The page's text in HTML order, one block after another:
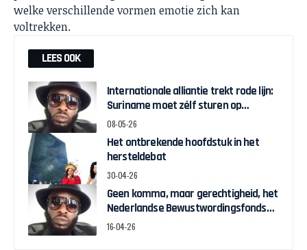
welke verschillende vormen emotie zich kan
voltrekken.
LEES OOK
Internationale alliantie trekt rode lijn:
Suriname moet zélf sturen op
herstelgelden
08-05-26
Het ontbrekende hoofdstuk in het
hersteldebat
30-04-26
Geen komma, maar gerechtigheid, het
Nederlandse Bewustwordingsfonds
en de strijd om zeggenschap
16-04-26